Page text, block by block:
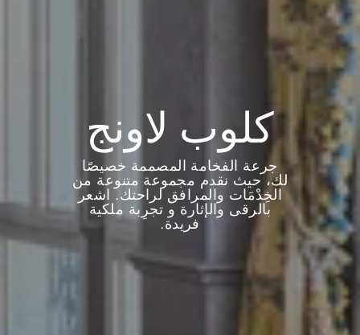
كلوب لاونج
جرعة الفخامة المصممة خصيصًا
لك، حيث نقدم مجموعة متنوعة من
الخِدْمَات والمرافق لراحتك. اشعر
بالرقى والإثارة و تجرِبة ملكية
فريدة.